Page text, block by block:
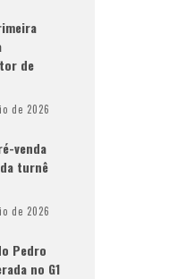
de
de 2026
venda
turnê
de 2026
Pedro
no G1